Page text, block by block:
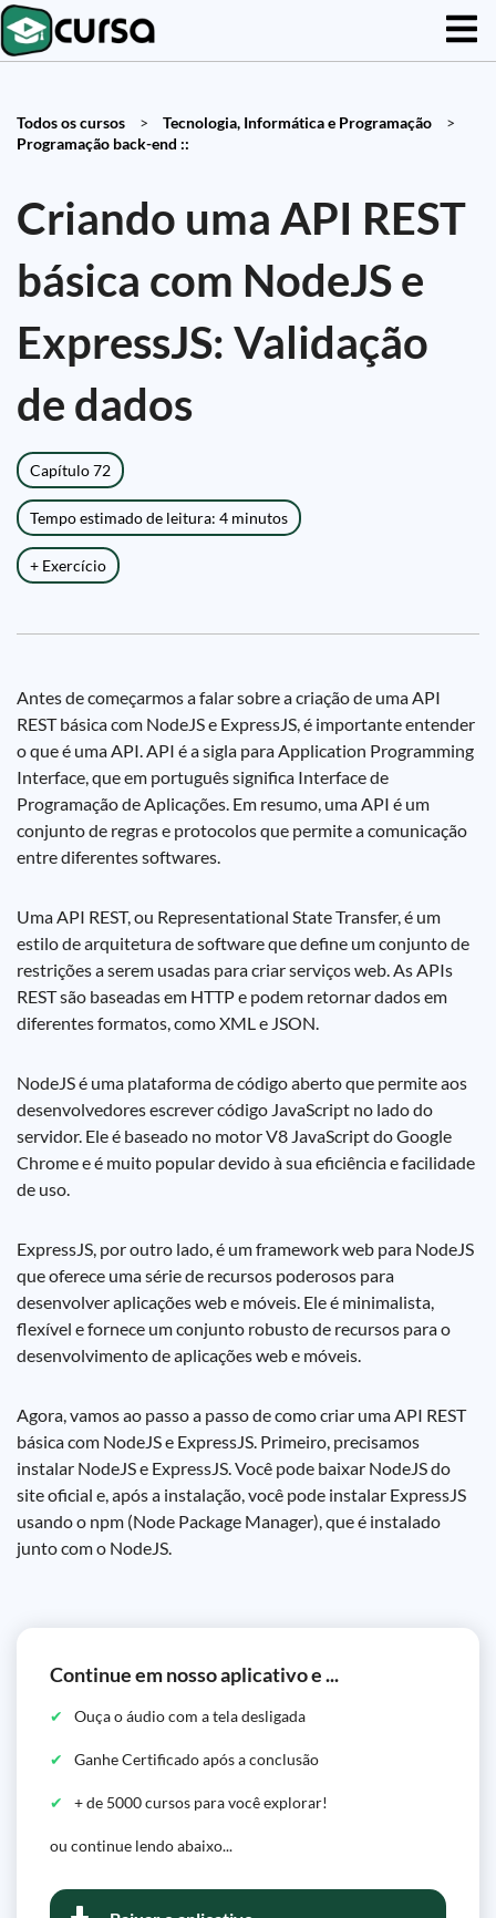
Todos os cursos > Tecnologia, Informática e Programação
>
Programação back-end ::
Criando uma API REST
básica com NodeJS e
ExpressJS: Validação
de dados
Capítulo 72
Tempo estimado de leitura: 4 minutos
+ Exercício
Antes de começarmos a falar sobre a criação de uma API
REST básica com NodeJS e ExpressJS, é importante entender
o que é uma API. API é a sigla para Application Programming
Interface, que em português significa Interface de
Programação de Aplicações. Em resumo, uma API é um
conjunto de regras e protocolos que permite a comunicação
entre diferentes softwares.
Uma API REST, ou Representational State Transfer, é um
estilo de arquitetura de software que define um conjunto de
restrições a serem usadas para criar serviços web. As APIs
REST são baseadas em HTTP e podem retornar dados em
diferentes formatos, como XML e JSON.
NodeJS é uma plataforma de código aberto que permite aos
desenvolvedores escrever código JavaScript no lado do
servidor. Ele é baseado no motor V8 JavaScript do Google
Chrome e é muito popular devido à sua eficiência e facilidade
de uso.
ExpressJS, por outro lado, é um framework web para NodeJS
que oferece uma série de recursos poderosos para
desenvolver aplicações web e móveis. Ele é minimalista,
flexível e fornece um conjunto robusto de recursos para o
desenvolvimento de aplicações web e móveis.
Agora, vamos ao passo a passo de como criar uma API REST
básica com NodeJS e ExpressJS. Primeiro, precisamos
instalar NodeJS e ExpressJS. Você pode baixar NodeJS do
site oficial e, após a instalação, você pode instalar ExpressJS
usando o npm (Node Package Manager), que é instalado
junto com o NodeJS.
Continue em nosso aplicativo e ...
Ouça o áudio com a tela desligada
Ganhe Certificado após a conclusão
+ de 5000 cursos para você explorar!
ou continue lendo abaixo...